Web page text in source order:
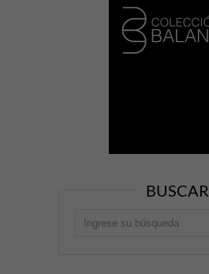
BUSCAR